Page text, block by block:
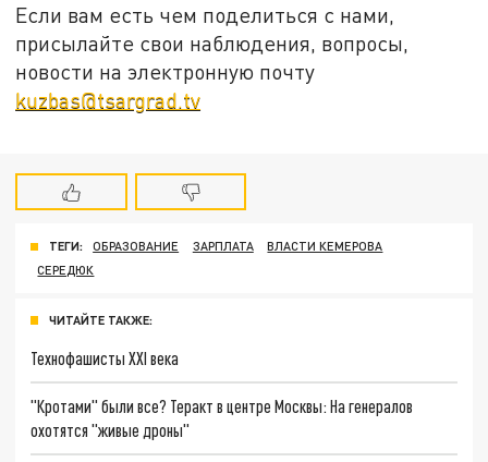
Если вам есть чем поделиться с нами,
присылайте свои наблюдения, вопросы,
новости на электронную почту
kuzbas@tsargrad.tv
ТЕГИ: ОБРАЗОВАНИЕ ЗАРПЛАТА
ВЛАСТИ КЕМЕРОВА
СЕРЕДЮК
ЧИТАЙТЕ ТАКЖЕ:
Технофашисты XXI века
"Кротами" были все? Теракт в центре Москвы: На генералов
охотятся "живые дроны"